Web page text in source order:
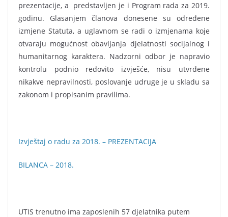
prezentacije, a predstavljen je i Program rada za 2019.
godinu. Glasanjem članova donesene su određene
izmjene Statuta, a uglavnom se radi o izmjenama koje
otvaraju mogućnost obavljanja djelatnosti socijalnog i
humanitarnog karaktera. Nadzorni odbor je napravio
kontrolu podnio redovito izvješće, nisu utvrđene
nikakve nepravilnosti, poslovanje udruge je u skladu sa
zakonom i propisanim pravilima.
Izvještaj o radu za 2018. – PREZENTACIJA
BILANCA – 2018.
UTIS trenutno ima zaposlenih 57 djelatnika putem